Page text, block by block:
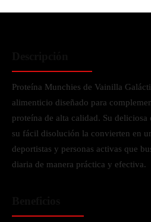
Proteína Munchies de Vainilla
alimenticio diseñado para
proteína de alta calidad. Su
su fácil disolución la convierten en
deportistas y personas activas que
diaria de manera práctica y efectiva.